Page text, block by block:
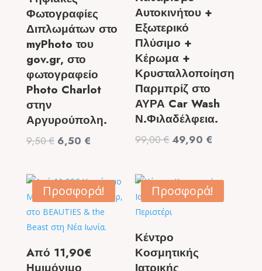
Φωτογραφίες
Διπλωμάτων στο
myPhoto του
gov.gr, στο
φωτογραφείο
Photo Charlot
στην
Αργυρούπολη.
9,50€ Original
9,50 €.
6,50 €
είναι:
6,50 €.
Αυτοκινήτου +
Εξωτερικό
Πλύσιμο +
Κέρωμα +
Κρυσταλλοποίηση
Παρμπρίζ στο
ΑΥΡΑ Car Wash
Ν.Φιλαδέλφεια.
99,00€ Original
99,00 €.
49,90 €
49,90 €.
Προσφορά!
Aπό 11,90€
Προσφορά!
Κέντρο
Κοσμητικής